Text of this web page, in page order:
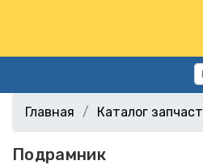
Главная Каталог
Подрамник